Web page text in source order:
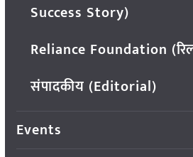
Success Story)
Reliance Foundation
संपादकीय (Editorial)
Events